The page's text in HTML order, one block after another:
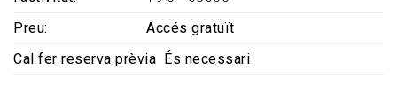
Preu
Accés gratuït
Cal fer reserva prèvia
És necessari